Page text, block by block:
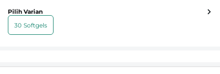
Pilih Varian
30 Softgels